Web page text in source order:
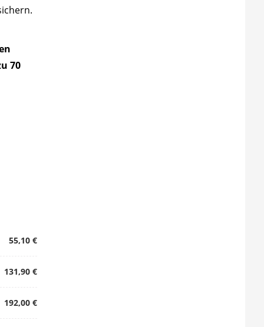
70
55,10 €
131,90 €
192,00 €